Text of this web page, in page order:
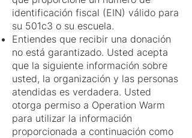
identificación fiscal (EIN) válido para
su 501c3 o su escuela.
Entiendes que recibir una donación
no está garantizado. Usted acepta
que la siguiente información sobre
usted, la organización y las personas
atendidas es verdadera. Usted
otorga permiso a Operation Warm
para utilizar la información
proporcionada a continuación como